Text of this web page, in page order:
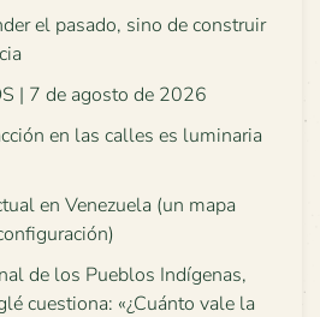
el pasado, sino de construir
| 7 de agosto de 2026
en las calles es luminaria
en Venezuela (un mapa
de los Pueblos Indígenas,
cuestiona: «¿Cuánto vale la